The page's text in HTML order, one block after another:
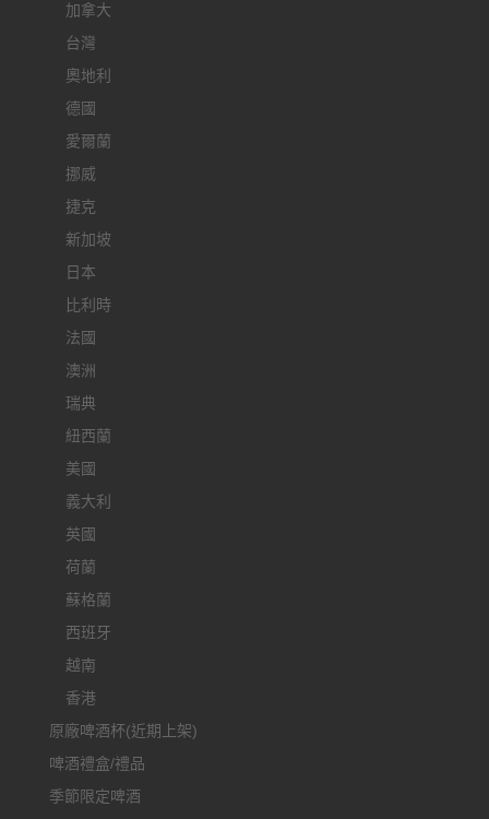
加拿大
台灣
奧地利
德國
愛爾蘭
挪威
捷克
新加坡
日本
比利時
法國
澳洲
瑞典
紐西蘭
美國
義大利
英國
荷蘭
蘇格蘭
西班牙
越南
香港
原廠啤酒杯(近期上架)
啤酒禮盒/禮品
季節限定啤酒